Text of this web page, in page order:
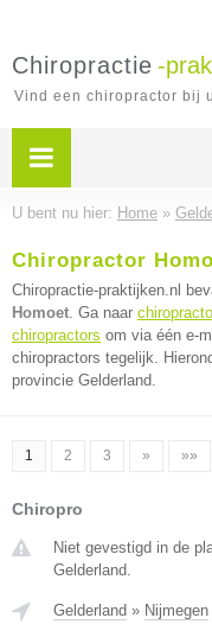
Chiropractie -
Vind een chiropractor bij
U bent nu hier: Home »
Chiropractor
Chiropractie-praktijken.nl
Homoet. Ga naar
chiropractors om via één e-
chiropractors tegelijk.
provincie Gelderland.
1 2 3 » »»
Chiropro
Niet gevestigd in de
Gelderland.
Gelderland » Nijmegen